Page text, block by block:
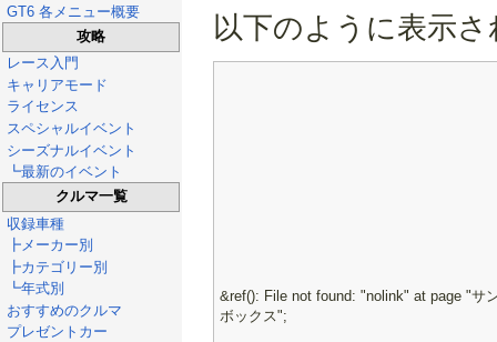
GT6 各メニュー概要
攻略
レース入門
キャリアモード
ライセンス
スペシャルイベント
シーズナルイベント
┗最新のイベント
クルマ一覧
収録車種
┣メーカー別
┣カテゴリー別
┗年式別
おすすめのクルマ
プレゼントカー
以下のように表示さ
&ref(): File not found: "nolink" at page "サ
ボックス";